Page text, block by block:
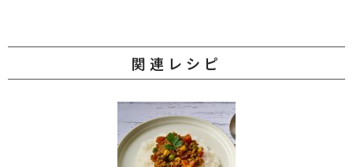
関連レシピ